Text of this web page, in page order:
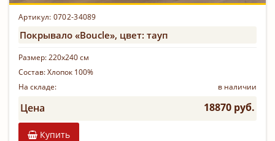
Артикул: 0702-34089
Покрывало «Boucle», цвет: тауп
Размер:220х240 см
Состав:Хлопок 100%
На складе:
в наличии
Цена 18870 руб.
Купить